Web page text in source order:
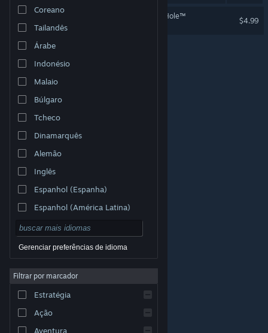
Baixe o aplicativo móvel do Steam
Ver versão para computadores
© Valve Corporation. Todos os direitos reservados.
respectivos donos nos EUA e em outros países.
Acessibilidade
Reembolsos|Cookies
Coreano
Tailandês
Árabe
Indonésio
Malaio
Búlgaro
Tcheco
Dinamarquês
Alemão
Inglês
Espanhol (Espanha)
Espanhol (América Latina)
Gerenciar preferências de idioma
Filtrar por marcador
Estratégia
Ação
Aventura
A Game About Digging A Hole™
$4.99